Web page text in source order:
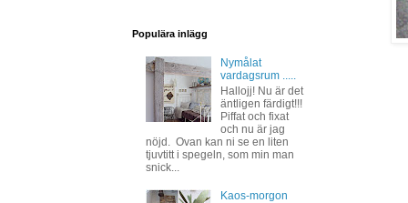
Populära inlägg
Nymålat
vardagsrum .....
Hallojj! Nu är det
äntligen färdigt!!!
Piffat och fixat
och nu är jag
nöjd. Ovan kan ni se en liten
tjuvtitt i spegeln, som min man
snick...
Kaos-morgon